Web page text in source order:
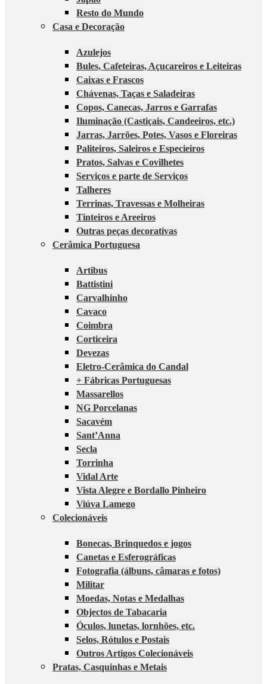
Resto do Mundo
Casa e Decoração
Azulejos
Bules, Cafeteiras, Açucareiros e Leiteiras
Caixas e Frascos
Chávenas, Taças e Saladeiras
Copos, Canecas, Jarros e Garrafas
Iluminação (Castiçais, Candeeiros, etc.)
Jarras, Jarrões, Potes, Vasos e Floreiras
Paliteiros, Saleiros e Especieiros
Pratos, Salvas e Covilhetes
Serviços e parte de Serviços
Talheres
Terrinas, Travessas e Molheiras
Tinteiros e Areeiros
Outras peças decorativas
Cerâmica Portuguesa
Artibus
Battistini
Carvalhinho
Cavaco
Coimbra
Corticeira
Devezas
Eletro-Cerâmica do Candal
+ Fábricas Portuguesas
Massarellos
NG Porcelanas
Sacavém
Sant’Anna
Secla
Torrinha
Vidal Arte
Vista Alegre e Bordallo Pinheiro
Viúva Lamego
Colecionáveis
Bonecas, Brinquedos e jogos
Canetas e Esferográficas
Fotografia (álbuns, câmaras e fotos)
Militar
Moedas, Notas e Medalhas
Objectos de Tabacaria
Óculos, lunetas, lornhões, etc.
Selos, Rótulos e Postais
Outros Artigos Colecionáveis
Pratas, Casquinhas e Metais